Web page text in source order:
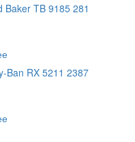
TB 9185 281
Ban RX 5211 2387